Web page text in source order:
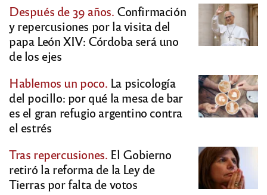
Después de 39 años. Confirmación
y repercusiones por la visita del
papa León XIV: Córdoba será uno
de los ejes
Hablemos un poco. La psicología
del pocillo: por qué la mesa de bar
es el gran refugio argentino contra
el estrés
Tras repercusiones. El Gobierno
retiró la reforma de la Ley de
Tierras por falta de votos